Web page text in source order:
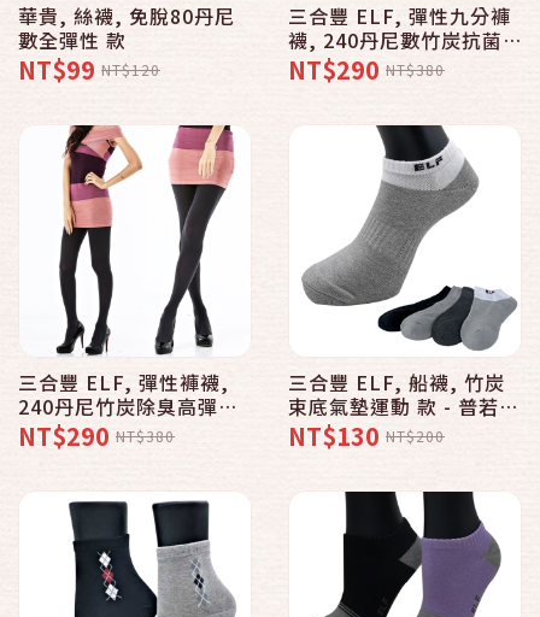
華貴, 絲襪, 免脫80丹尼
數全彈性 款
NT$99 NT$120
三合豐 ELF, 彈性九分褲
襪, 240丹尼數竹炭抗菌
除臭提臀束腹高彈力九分
款【MIT 2色】
NT$290 NT$380
三合豐 ELF, 彈性褲襪,
240丹尼竹炭除臭高彈力
款【MIT 2色】
NT$290 NT$380
三合豐 ELF, 船襪, 竹炭
束底氣墊運動 款 - 普若
Pro品牌好襪子專賣館
NT$130 NT$200